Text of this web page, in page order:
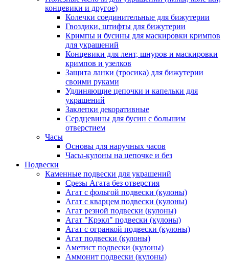
концевики и другое)
Колечки соединительные для бижутерии
Гвоздики, штифты для бижутерии
Кримпы и бусины для маскировки кримпов
для украшений
Концевики для лент, шнуров и маскировки
кримпов и узелков
Защита ланки (тросика) для бижутерии
своими руками
Удлиняющие цепочки и капельки для
украшений
Заклепки декоративные
Сердцевины для бусин с большим
отверстием
Часы
Основы для наручных часов
Часы-кулоны на цепочке и без
Подвески
Каменные подвески для украшений
Срезы Агата без отверстия
Агат с фольгой подвески (кулоны)
Агат с кварцем подвески (кулоны)
Агат резной подвески (кулоны)
Агат "Крэкл" подвески (кулоны)
Агат с огранкой подвески (кулоны)
Агат подвески (кулоны)
Аметист подвески (кулоны)
Аммонит подвески (кулоны)